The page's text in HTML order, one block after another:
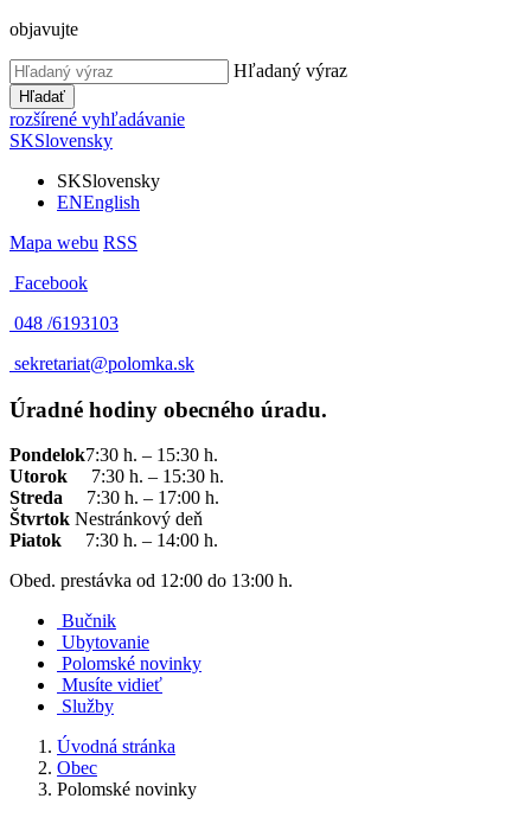
objavujte
Hľadaný výraz
Hľadať
rozšírené vyhľadávanie
SKSlovensky
SKSlovensky
ENEnglish
Mapa webu RSS
Facebook
048 /6193103
sekretariat@polomka.sk
Úradné hodiny obecného úradu.
Pondelok7:30 h. – 15:30 h.
Utorok 7:30 h. – 15:30 h.
Streda 7:30 h. – 17:00 h.
Štvrtok Nestránkový deň
Piatok
7:30 h. – 14:00 h.
Obed. prestávka od 12:00 do 13:00 h.
Bučnik
Ubytovanie
Polomské novinky
Musíte vidieť
Služby
Úvodná stránka
Obec
Polomské novinky